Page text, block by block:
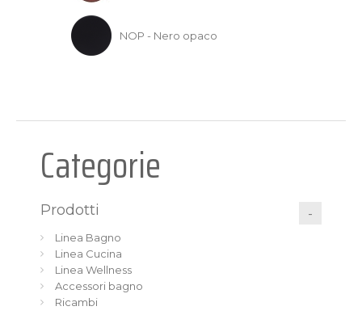
NOP - Nero opaco
Categorie
Prodotti
Linea Bagno
Linea Cucina
Linea Wellness
Accessori bagno
Ricambi